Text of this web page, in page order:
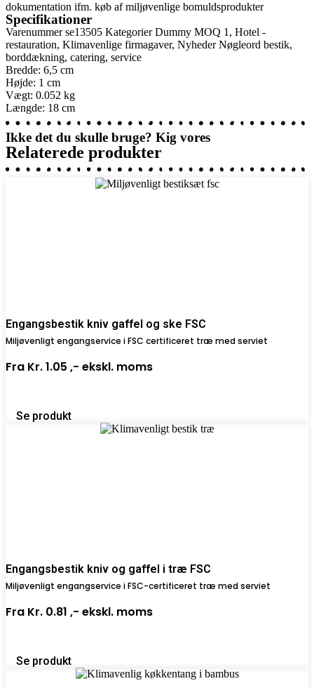
dokumentation ifm. køb af miljøvenlige bomuldsprodukter
Specifikationer
Varenummerse13505 Kategorier Dummy MOQ 1 , Hotel -
restauration, Klimavenlige firmagaver, Nyheder Nøgleord bestik,
borddækning, catering, service
Bredde: 6,5 cm
Højde: 1 cm
Vægt: 0.052 kg
Længde: 18 cm
Ikke det du skulle bruge? Kig vores
Relaterede produkter
Engangsbestik kniv gaffel og ske FSC
Miljøvenligt engangservice i FSC certificeret træ med serviet
Fra Kr. 1.05 ,- ekskl. moms
Se produkt
Engangsbestik kniv og gaffel i træ FSC
Miljøvenligt engangservice i FSC-certificeret træ med serviet
Fra Kr. 0.81 ,- ekskl. moms
Se produkt